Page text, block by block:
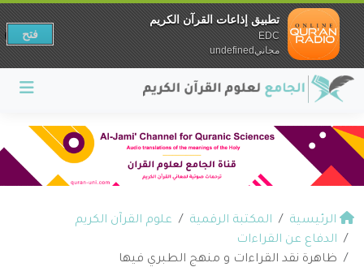
الرئيسية المكتبة الرقمية
علوم القرآن الكريم
الدفاع عن القراءات
ظاهرة نقد القراءات و منهج الطبري فيها
تطبيق إذاعات القرآن الكريم
EDC
مجانيundefined
فتح